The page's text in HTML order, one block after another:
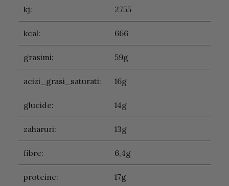
kj:
2755
kcal: 666
grasimi: 59g
acizi_grasi_saturati: 16g
glucide: 14g
zaharuri: 13g
fibre: 6,4g
proteine: 17g